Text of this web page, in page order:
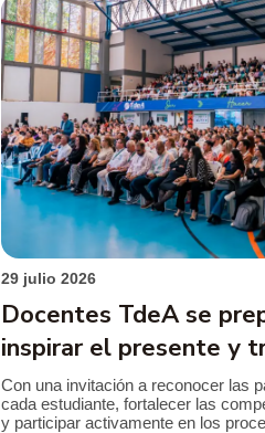
29 julio 2026
Docentes TdeA se
inspirar el presente y
futuro
Con una invitación a reconocer las
cada estudiante, fortalecer las
y participar activamente en los